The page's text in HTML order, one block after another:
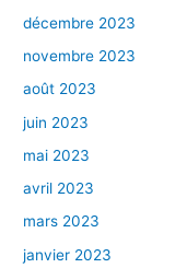
décembre 2023
novembre 2023
août 2023
juin 2023
mai 2023
avril 2023
mars 2023
janvier 2023